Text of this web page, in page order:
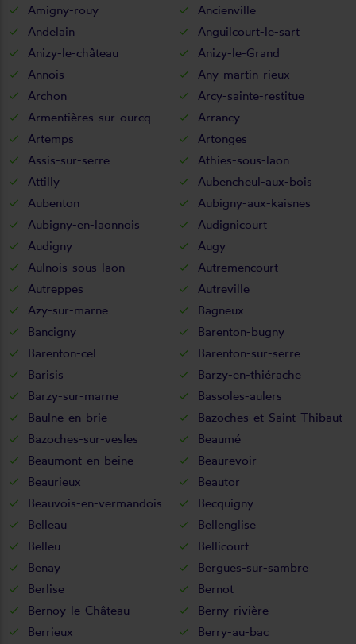
Amigny-rouy
Ancienville
Andelain
Anguilcourt-le-sart
Anizy-le-château
Anizy-le-Grand
Annois
Any-martin-rieux
Archon
Arcy-sainte-restitue
Armentières-sur-ourcq
Arrancy
Artemps
Artonges
Assis-sur-serre
Athies-sous-laon
Attilly
Aubencheul-aux-bois
Aubenton
Aubigny-aux-kaisnes
Aubigny-en-laonnois
Audignicourt
Audigny
Augy
Aulnois-sous-laon
Autremencourt
Autreppes
Autreville
Azy-sur-marne
Bagneux
Bancigny
Barenton-bugny
Barenton-cel
Barenton-sur-serre
Barisis
Barzy-en-thiérache
Barzy-sur-marne
Bassoles-aulers
Baulne-en-brie
Bazoches-et-Saint-Thibaut
Bazoches-sur-vesles
Beaumé
Beaumont-en-beine
Beaurevoir
Beaurieux
Beautor
Beauvois-en-vermandois
Becquigny
Belleau
Bellenglise
Belleu
Bellicourt
Benay
Bergues-sur-sambre
Berlise
Bernot
Bernoy-le-Château
Berny-rivière
Berrieux
Berry-au-bac